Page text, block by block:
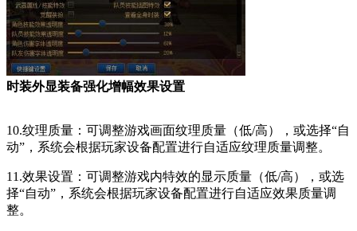
时装外显装备强化增幅效果设置
10.纹理质量：可调整游戏画面纹理质量（低/高），或选择“自
动”，系统会根据玩家设备配置进行自适应纹理质量调整。
11.效果设置：可调整游戏内特效的显示质量（低/高），或选
择“自动”，系统会根据玩家设备配置进行自适应效果质量调
整。